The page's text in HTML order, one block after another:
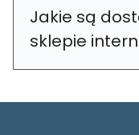
Jakie są
sklepie